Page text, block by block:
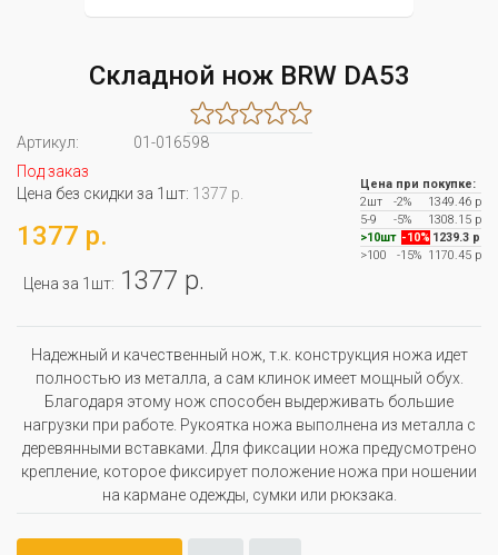
Складной нож BRW DA53
Артикул:
01-016598
Под заказ
Цена без скидки за 1шт: 1377 р.
1377 р.
Цена за 1шт: 1377 р.
Цена при покупке:
2шт
-2%
1349.46 р
5-9
-5%
1308.15 р
>10шт -10% 1239.3 р
>100
-15% 1170.45 р
Надежный и качественный нож, т.к. конструкция ножа идет
полностью из металла, а сам клинок имеет мощный обух.
Благодаря этому нож способен выдерживать большие
нагрузки при работе. Рукоятка ножа выполнена из металла с
деревянными вставками. Для фиксации ножа предусмотрено
крепление, которое фиксирует положение ножа при ношении
на кармане одежды, сумки или рюкзака.